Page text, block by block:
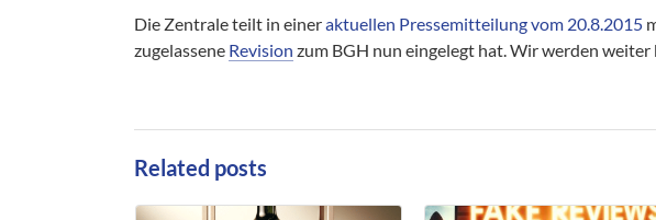
Die Zentrale teilt in eineraktuellen Pressemitteilung vom 20.8.2015
zugelassene Revision zum BGH nun eingelegt hat. Wir werden weiter
Related posts